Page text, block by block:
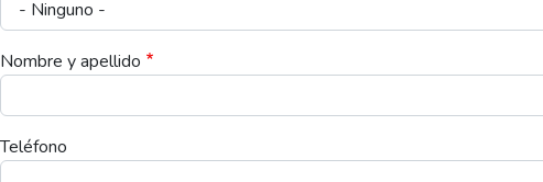
Nombre y apellido
Teléfono